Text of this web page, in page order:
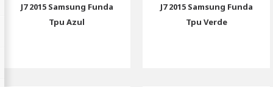
J7 2015 Samsung Funda
Tpu Azul
J7 2015 Samsung Funda
Tpu Verde